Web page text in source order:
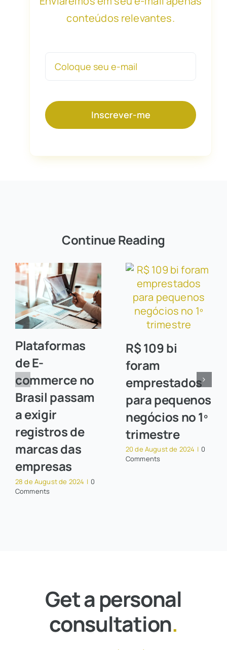
conteúdos relevantes.
Inscrever-me
Continue Reading
Plataformas
de E-
commerce no
Brasil passam
a exigir
registros de
marcas das
empresas
28 de August de 2024 | 0
Comments
R$ 109 bi
foram
emprestados
para pequenos
negócios no 1º
trimestre
20 de August de 2024 | 0
Comments
Get a personal
consultation.